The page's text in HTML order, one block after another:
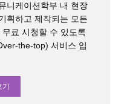
니케이션학부 내 현장
획하고 제작되는 모든
료 시청할 수 있도록
the-top) 서비스 입